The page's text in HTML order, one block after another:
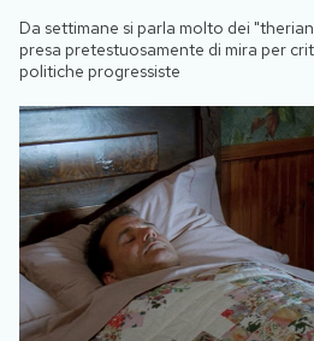
Da settimane si parla molto dei
presa pretestuosamente di mira per
politiche progressiste